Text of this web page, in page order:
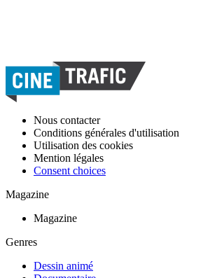
Nous contacter
Conditions générales d'utilisation
Utilisation des cookies
Mention légales
Consent choices
Magazine
Magazine
Genres
Dessin animé